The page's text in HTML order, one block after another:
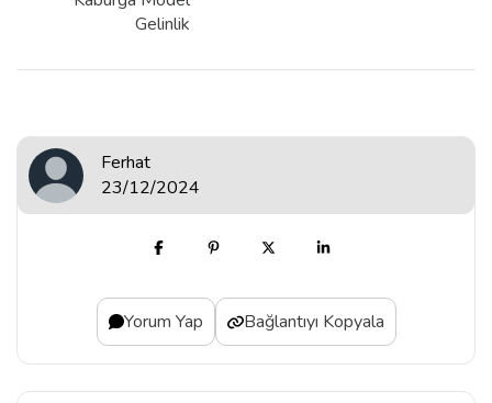
Gelinlik
Ferhat
23/12/2024
Yorum Yap Bağlantıyı Kopyala